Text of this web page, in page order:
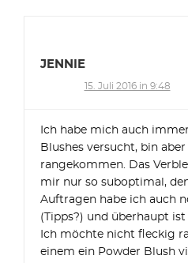
JENNIE
15. Juli 2016 in 9:48
Ich habe mich auch
Blushes versucht, bin
rangekommen. Das
mir nur so suboptimal,
Auftragen habe ich auch
(Tipps?) und überhaupt
Ich möchte nicht fleckig
einem ein Powder Blush